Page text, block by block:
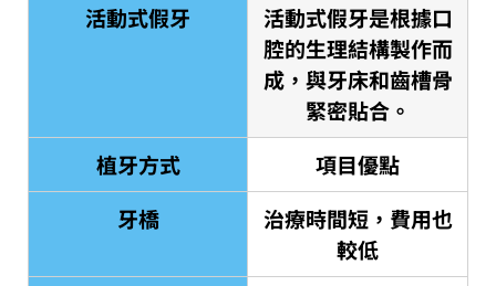
活動式假牙
活動式假牙是根據口
腔的生理結構製作而
成，與牙床和齒槽骨
緊密貼合。
植牙方式
項目優點
牙橋
治療時間短，費用也
較低